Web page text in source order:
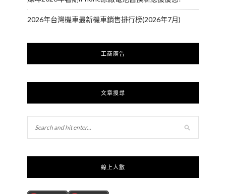
2026年台灣機車最新機車銷售排行榜(2026年7月)
工商廣告
文章搜尋
線上人數